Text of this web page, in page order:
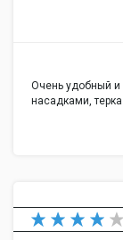
Очень удобный и
насадками,